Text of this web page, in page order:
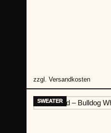
zzgl. Versandkosten